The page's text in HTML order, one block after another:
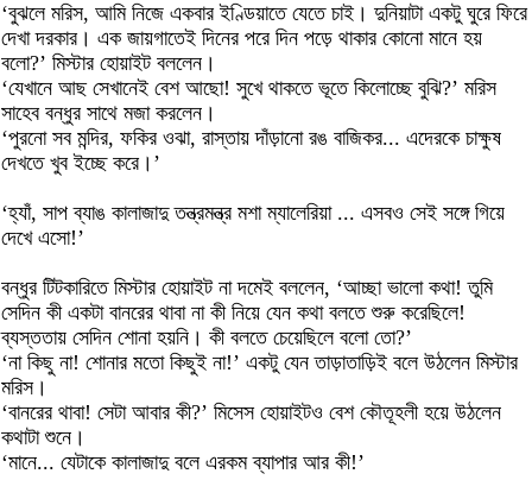
‘বুঝলে মরিস, আমি নিজে একবার ইণ্ডিয়াতে যেতে চাই। দুনিয়াটা একটু ঘুরে ফিরে
দেখা দরকার। এক জায়গাতেই দিনের পরে দিন পড়ে থাকার কোনো মানে হয়
বলো?’ মিস্টার হোয়াইট বললেন।
‘যেখানে আছ সেখানেই বেশ আছো! সুখে থাকতে ভূতে কিলোচ্ছে বুঝি?’ মরিস
সাহেব বন্ধুর সাথে মজা করলেন।
‘পুরনো সব মন্দির, ফকির ওঝা, রাস্তায় দাঁড়ানো রঙ বাজিকর... এদেরকে চাক্ষুষ
দেখতে খুব ইচ্ছে করে।’
‘হ্যাঁ, সাপ ব্যাঙ কালাজাদু তন্ত্রমন্ত্র মশা ম্যালেরিয়া ... এসবও সেই সঙ্গে গিয়ে
দেখে এসো!’
বন্ধুর টিটকারিতে মিস্টার হোয়াইট না দমেই বললেন, ‘আচ্ছা ভালো কথা! তুমি
সেদিন কী একটা বানরের থাবা না কী নিয়ে যেন কথা বলতে শুরু করেছিলে!
ব্যস্ততায় সেদিন শোনা হয়নি। কী বলতে চেয়েছিলে বলো তো?’
‘না কিছু না! শোনার মতো কিছুই না!’ একটু যেন তাড়াতাড়িই বলে উঠলেন মিস্টার
মরিস।
‘বানরের থাবা! সেটা আবার কী?’ মিসেস হোয়াইটও বেশ কৌতূহলী হয়ে উঠলেন
কথাটা শুনে।
‘মানে... যেটাকে কালাজাদু বলে এরকম ব্যাপার আর কী!’